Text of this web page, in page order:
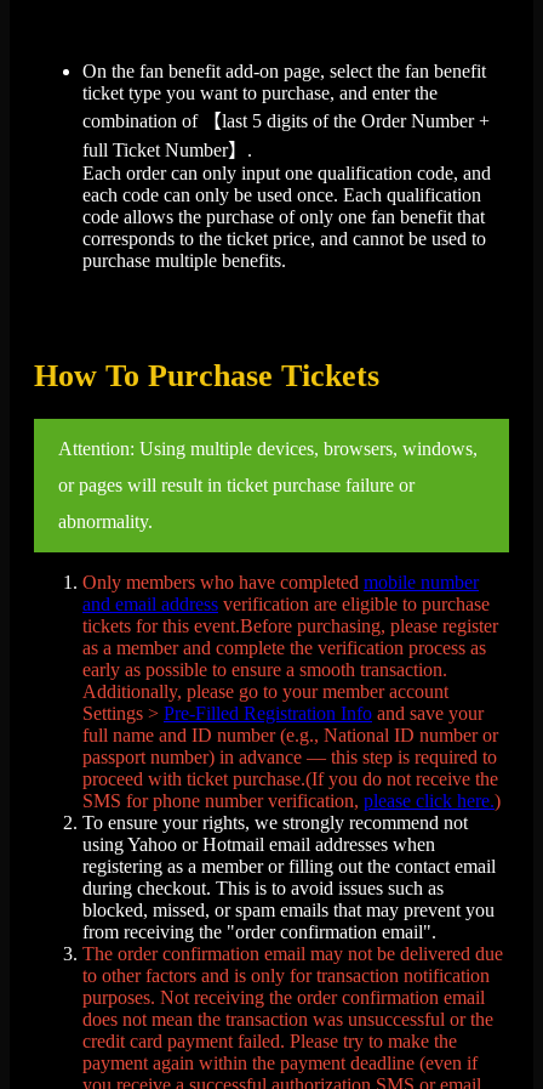
On the fan benefit add-on page, select the fan benefit
ticket type you want to purchase, and enter the
combination of 【last 5 digits of the Order Number +
full Ticket Number】.
Each order can only input one qualification code, and
each code can only be used once. Each qualification
code allows the purchase of only one fan benefit that
corresponds to the ticket price, and cannot be used to
purchase multiple benefits.
How To Purchase Tickets
Attention: Using multiple devices, browsers, windows,
or pages will result in ticket purchase failure or
abnormality.
Only members who have completed mobile number
and email address verification are eligible to purchase
tickets for this event.Before purchasing, please register
as a member and complete the verification process as
early as possible to ensure a smooth transaction.
Additionally, please go to your member account
Settings > Pre-Filled Registration Info and save your
full name and ID number (e.g., National ID number or
passport number) in advance — this step is required to
proceed with ticket purchase.(If you do not receive the
SMS for phone number verification, please click here.)
To ensure your rights, we strongly recommend not
using Yahoo or Hotmail email addresses when
registering as a member or filling out the contact email
during checkout. This is to avoid issues such as
blocked, missed, or spam emails that may prevent you
from receiving the "order confirmation email".
The order confirmation email may not be delivered due
to other factors and is only for transaction notification
purposes. Not receiving the order confirmation email
does not mean the transaction was unsuccessful or the
credit card payment failed. Please try to make the
payment again within the payment deadline (even if